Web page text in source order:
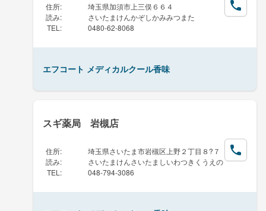
住所:
埼玉県加須市上三俣６６４
読み:
さいたまけんかぞしかみみつまた
TEL : 0480-62-8068
エフコート メディカルクール香味
スギ薬局 岩槻店
住所:
埼玉県さいたま市岩槻区上野２丁目８?７
読み:
さいたまけんさいたましいわつきくうえの
TEL : 048-794-3086